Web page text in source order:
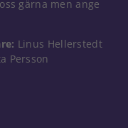
gärna men ange
Linus Hellerstedt
Persson